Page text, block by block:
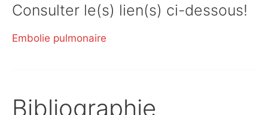
Consulter le(s) lien(s) ci-dessous!
Embolie pulmonaire
Bibliographie